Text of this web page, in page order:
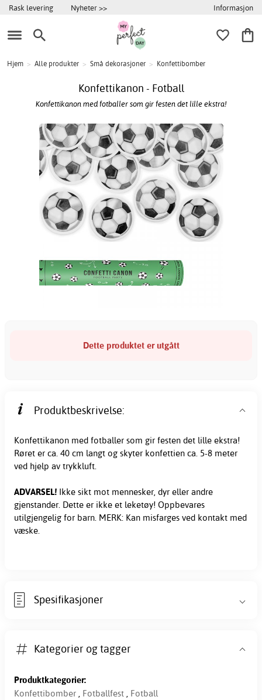
Rask levering Nyheter >> Informasjon
Hjem > Alle produkter > Små dekorasjoner > Konfettibomber
Konfettikanon - Fotball
Konfettikanon med fotballer som gir festen det lille ekstra!
Dette produktet er utgått
Produktbeskrivelse:
Konfettikanon med fotballer som gir festen det lille ekstra!
Røret er ca. 40 cm langt og skyter konfettien ca. 5-8 meter
ved hjelp av trykkluft.
ADVARSEL! Ikke sikt mot mennesker, dyr eller andre
gjenstander. Dette er ikke et leketøy! Oppbevares
utilgjengelig for barn. MERK: Kan misfarges ved kontakt med
væske.
Spesifikasjoner
Kategorier og tagger
Produktkategorier:
Konfettibomber , Fotballfest , Fotball